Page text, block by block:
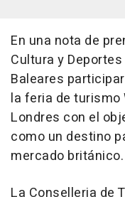
En una nota de
Cultura y
Baleares
la feria de turismo
Londres con el
como un destino
mercado británico.